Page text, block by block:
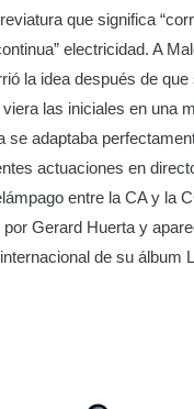
que significa
electricidad. A
la idea después de
las iniciales en una
se adaptaba
actuaciones en
entre la CA y la
Gerard Huerta y
de su álbum